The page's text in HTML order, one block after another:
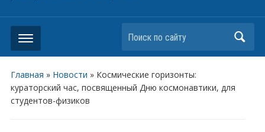
Поиск по сайту
Главная » Новости » Космические горизонты:
кураторский час, посвященный Дню космонавтики, для
студентов-физиков